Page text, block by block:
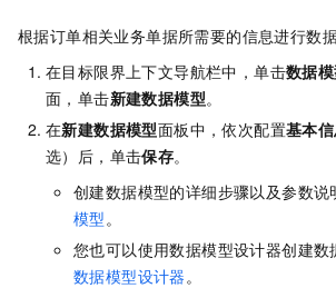
根据订单相关业务单据所需要的信息进行数据
在目标限界上下文导航栏中，单击数据
面，单击新建数据模型。
在新建数据模型面板中，依次配置基本
选）后，单击保存。
创建数据模型的详细步骤以及参数说
模型 。
您也可以使用数据模型设计器创建数
数据模型设计器 。